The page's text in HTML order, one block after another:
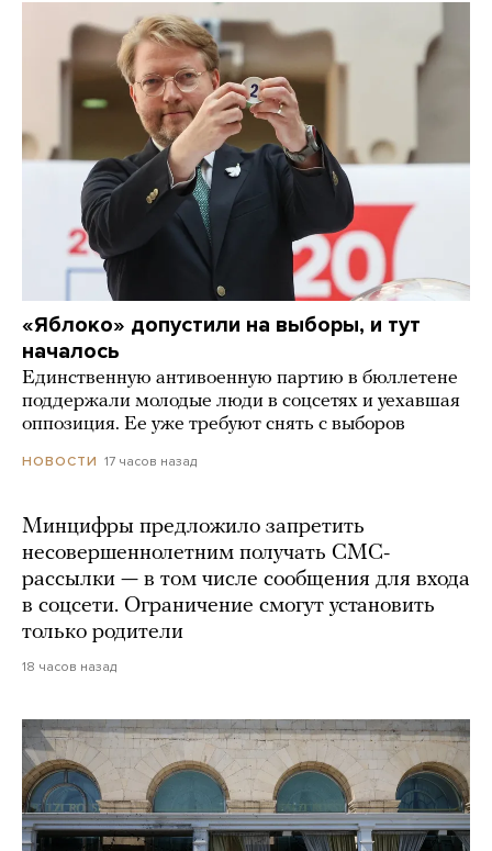
«Яблоко» допустили на выборы, и тут
началось
Единственную антивоенную партию в бюллетене
поддержали молодые люди в соцсетях и уехавшая
оппозиция. Ее уже требуют снять с выборов
НОВОСТИ 17 часов назад
Минцифры предложило запретить
несовершеннолетним получать СМС-
рассылки — в том числе сообщения для входа
в соцсети. Ограничение смогут установить
только родители
18 часов назад